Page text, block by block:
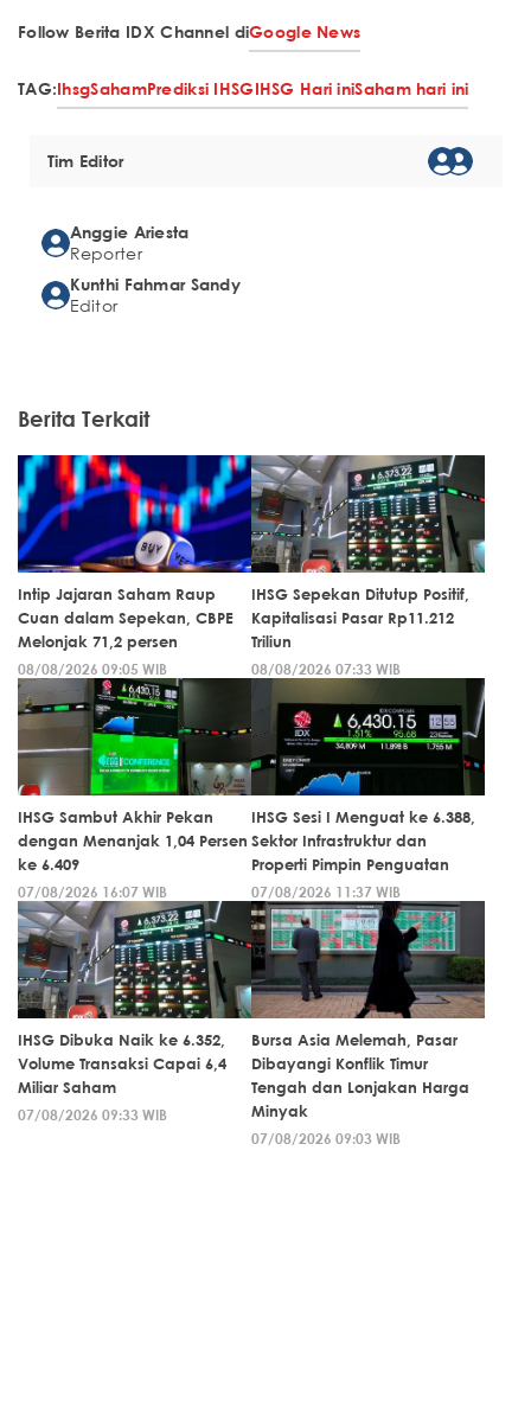
Follow Berita IDX Channel diGoogle News
TAG:IhsgSahamPrediksi IHSGIHSG Hari iniSaham hari ini
Tim Editor
Anggie Ariesta
Reporter
Kunthi Fahmar Sandy
Editor
Berita Terkait
Intip Jajaran Saham Raup
Cuan dalam Sepekan, CBPE
Melonjak 71,2 persen
08/08/2026 09:05 WIB
IHSG Sepekan Ditutup Positif,
Kapitalisasi Pasar Rp11.212
Triliun
08/08/2026 07:33 WIB
IHSG Sambut Akhir Pekan
dengan Menanjak 1,04 Persen
ke 6.409
07/08/2026 16:07 WIB
IHSG Sesi I Menguat ke 6.388,
Sektor Infrastruktur dan
Properti Pimpin Penguatan
07/08/2026 11:37 WIB
IHSG Dibuka Naik ke 6.352,
Volume Transaksi Capai 6,4
Miliar Saham
07/08/2026 09:33 WIB
Bursa Asia Melemah, Pasar
Dibayangi Konflik Timur
Tengah dan Lonjakan Harga
Minyak
07/08/2026 09:03 WIB